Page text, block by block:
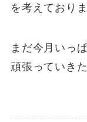
を考えておりま
まだ今月いっ
頑張っていき